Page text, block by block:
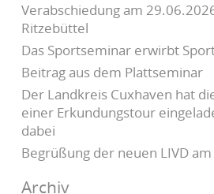
Verabschiedung am
Ritzebüttel
Das Sportseminar erwirbt
Beitrag aus dem Plattseminar
Der Landkreis Cuxhaven hat
einer Erkundungstour
dabei
Begrüßung der neuen LIVD
Archiv